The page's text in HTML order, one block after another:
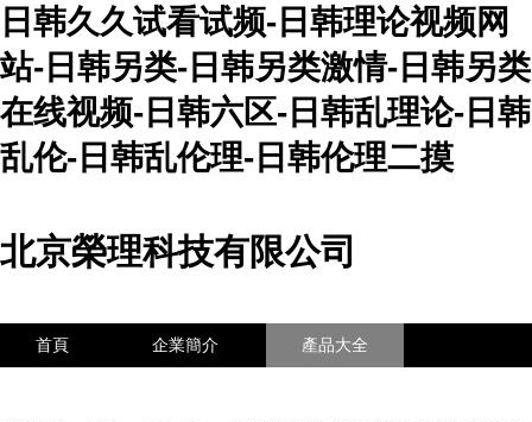
日韩久久试看试频-日韩理论视频网
站-日韩另类-日韩另类激情-日韩另类
在线视频-日韩六区-日韩乱理论-日韩
乱伦-日韩乱伦理-日韩伦理二摸
北京榮理科技有限公司
首頁 企業簡介 產品大全